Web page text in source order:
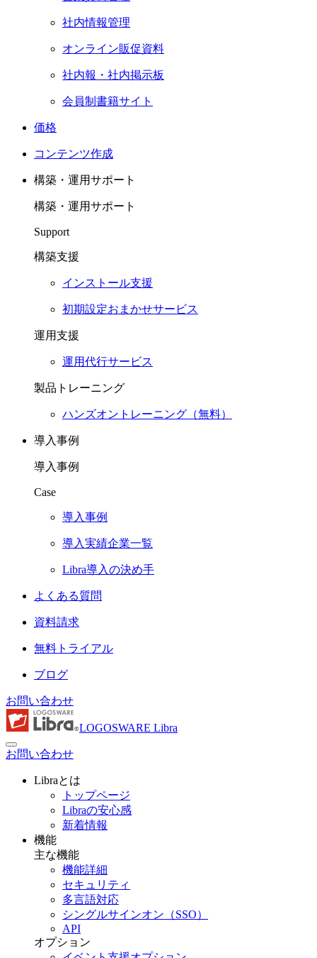
社内情報管理
オンライン販促資料
社内報・社内掲示板
会員制書籍サイト
価格
コンテンツ作成
構築・運用サポート
構築・運用サポート
Support
構築支援
インストール支援
初期設定おまかせサービス
運用支援
運用代行サービス
製品トレーニング
ハンズオントレーニング（無料）
導入事例
導入事例
Case
導入事例
導入実績企業一覧
Libra導入の決め手
よくある質問
資料請求
無料トライアル
ブログ
お問い合わせ
LOGOSWARE Libra
お問い合わせ
Libraとは
トップページ
Libraの安心感
新着情報
機能
主な機能
機能詳細
セキュリティ
多言語対応
シングルサインオン（SSO）
API
オプション